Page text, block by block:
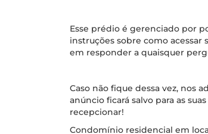
Esse prédio é gerenciado por
instruções sobre como acessar
em responder a quaisquer
Caso não fique dessa vez, nos
anúncio ficará salvo para as
recepcionar!
Condomínio residencial em